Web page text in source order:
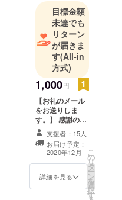
す。現在、
地元で活躍
する芸術家
創出・誰も
が楽しめる
芸術の発信
のためバレ
エ団・合唱
団・吹奏楽
団を運営し
ておりま
す。2025年5
月より登録
アーティス
ト制度も新
目標金額
未達でも
リターン
が届きま
す(All-in
方式)
1,000円
【お礼のメール
をお送りしま
す。】 感謝の気
持ちを込めて、
お礼のメールを
お送りします。
メール送信とな
りますので、
メールアドレス
支援者：15人
お届け予定：
2020年12月
詳細を見る
こ
の
リ
タ
ー
ン
を
選
択
す